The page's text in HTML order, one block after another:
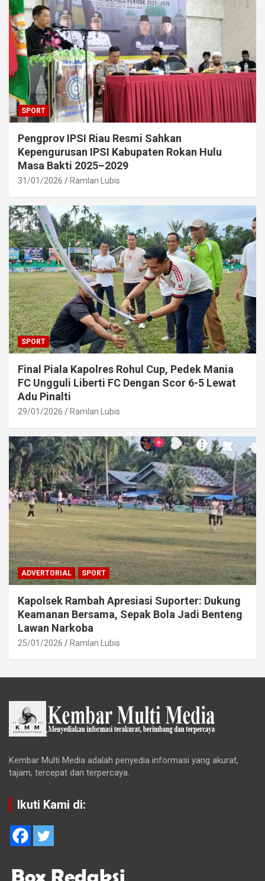
SPORT
Pengprov IPSI Riau Resmi Sahkan
Kepengurusan IPSI Kabupaten Rokan Hulu
Masa Bakti 2025–2029
31/01/2026 Ramlan Lubis
SPORT
Final Piala Kapolres Rohul Cup, Pedek Mania
FC Ungguli Liberti FC Dengan Scor 6-5 Lewat
Adu Pinalti
29/01/2026 Ramlan Lubis
ADVERTORIAL SPORT
Kapolsek Rambah Apresiasi Suporter: Dukung
Keamanan Bersama, Sepak Bola Jadi Benteng
Lawan Narkoba
25/01/2026 Ramlan Lubis
Kembar Multi Media adalah penyedia informasi yang akurat,
tajam, tercepat dan terpercaya.
Ikuti Kami di: